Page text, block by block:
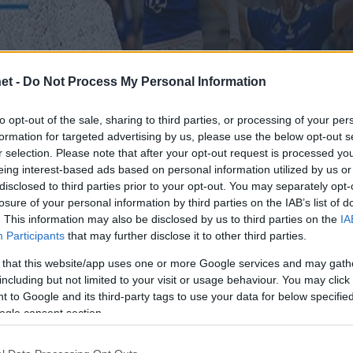
- Do Not Process My Personal Information
opt-out of the sale, sharing to third parties, or processing of your
for targeted advertising by us, please use the below opt-out
selection. Please note that after your opt-out request is processed
interest-based ads based on personal information utilized by us
to third parties prior to your opt-out. You may separately
of your personal information by third parties on the IAB’s list of
This information may also be disclosed by us to third parties on the
Participants that may further disclose it to other third parties.
that this website/app uses one or more Google services and may
but not limited to your visit or usage behaviour. You may
to Google and its third-party tags to use your data for below
consent section.
η Φρίντριχσχάφεν του Έλληνα διεθνή
μπροστά στον κόσμο της,
25-14, 25-18), αλλά και το στραβοπάτημα των